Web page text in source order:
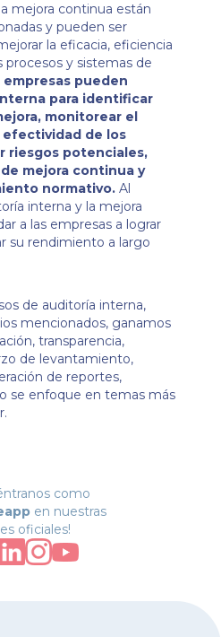
mejora continua están
y pueden ser
la eficacia, eficiencia
y sistemas de
empresas pueden
para identificar
monitorear el
efectividad de los
riesgos potenciales,
mejora continua y
normativo. Al
interna y la mejora
a las empresas a lograr
su rendimiento a largo
de auditoría interna,
mencionados, ganamos
transparencia,
de levantamiento,
de reportes,
se enfoque en temas más
como
en nuestras
oficiales!